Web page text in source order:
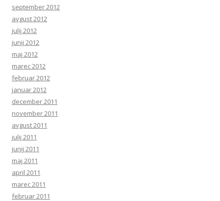
september 2012
avgust 2012
julij 2012
junij 2012
maj 2012
marec 2012
februar 2012
januar 2012
december 2011
november 2011
avgust 2011
julij 2011
junij 2011
maj 2011
april 2011
marec 2011
februar 2011